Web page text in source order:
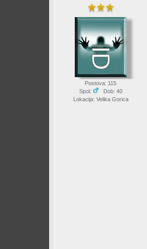
Postova: 115
Spol:
Dob: 40
Lokacija: Velika Gorica